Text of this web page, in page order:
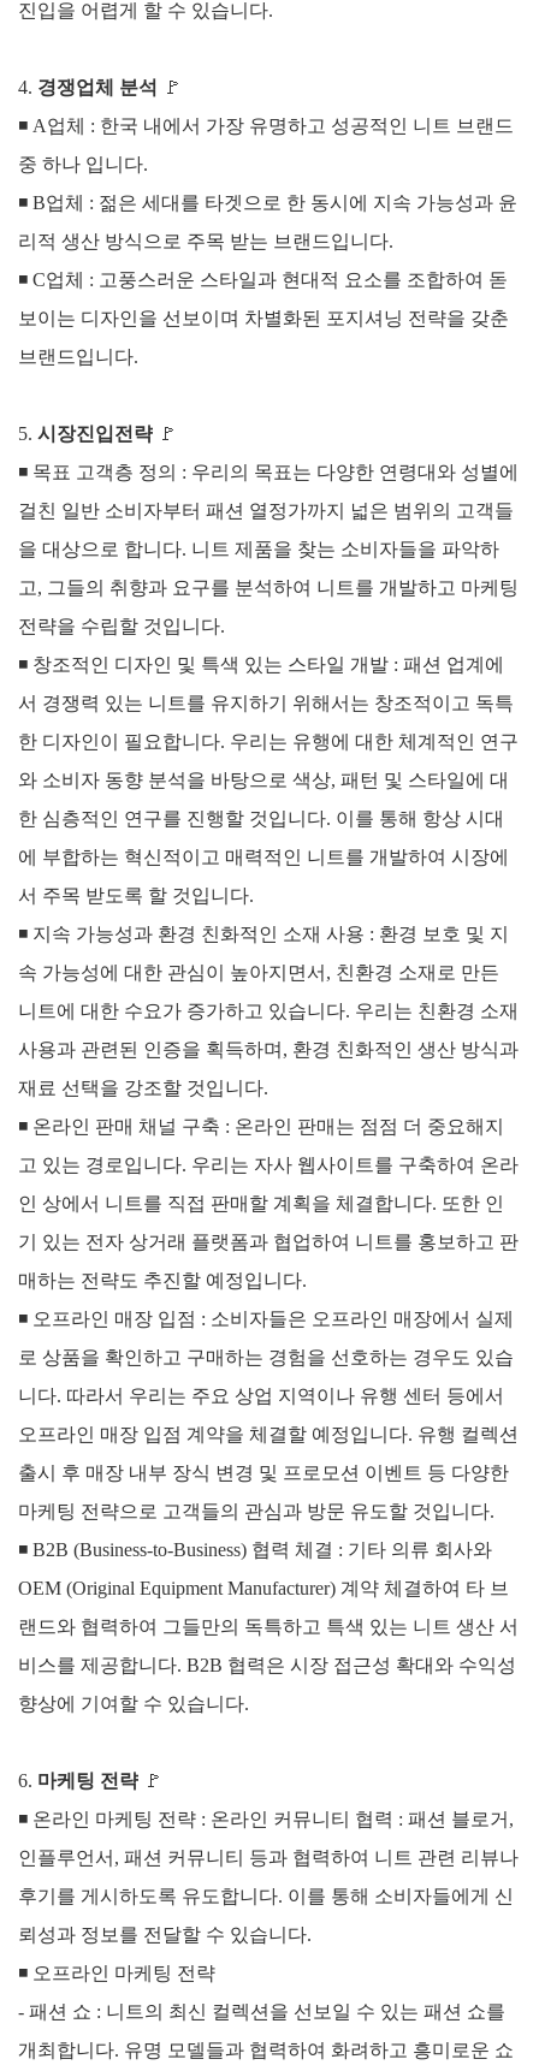
진입을 어렵게 할 수 있습니다.
4. 경쟁업체 분석
🚩
◾ A업체 : 한국 내에서 가장 유명하고 성공적인 니트 브랜드
중 하나 입니다.
◾ B업체 : 젊은 세대를 타겟으로 한 동시에 지속 가능성과 윤
리적 생산 방식으로 주목 받는 브랜드입니다.
◾ C업체 : 고풍스러운 스타일과 현대적 요소를 조합하여 돋
보이는 디자인을 선보이며 차별화된 포지셔닝 전략을 갖춘
브랜드입니다.
5. 시장진입전략 🚩
◾ 목표 고객층 정의 : 우리의 목표는 다양한 연령대와 성별에
걸친 일반 소비자부터 패션 열정가까지 넓은 범위의 고객들
을 대상으로 합니다. 니트 제품을 찾는 소비자들을 파악하
고, 그들의 취향과 요구를 분석하여 니트를 개발하고 마케팅
전략을 수립할 것입니다.
◾ 창조적인 디자인 및 특색 있는 스타일 개발 : 패션 업계에
서 경쟁력 있는 니트를 유지하기 위해서는 창조적이고 독특
한 디자인이 필요합니다. 우리는 유행에 대한 체계적인 연구
와 소비자 동향 분석을 바탕으로 색상, 패턴 및 스타일에 대
한 심층적인 연구를 진행할 것입니다. 이를 통해 항상 시대
에 부합하는 혁신적이고 매력적인 니트를 개발하여 시장에
서 주목 받도록 할 것입니다.
◾ 지속 가능성과 환경 친화적인 소재 사용 : 환경 보호 및 지
속 가능성에 대한 관심이 높아지면서, 친환경 소재로 만든
니트에 대한 수요가 증가하고 있습니다. 우리는 친환경 소재
사용과 관련된 인증을 획득하며, 환경 친화적인 생산 방식과
재료 선택을 강조할 것입니다.
◾ 온라인 판매 채널 구축 : 온라인 판매는 점점 더 중요해지
고 있는 경로입니다. 우리는 자사 웹사이트를 구축하여 온라
인 상에서 니트를 직접 판매할 계획을 체결합니다. 또한 인
기 있는 전자 상거래 플랫폼과 협업하여 니트를 홍보하고 판
매하는 전략도 추진할 예정입니다.
◾ 오프라인 매장 입점 : 소비자들은 오프라인 매장에서 실제
로 상품을 확인하고 구매하는 경험을 선호하는 경우도 있습
니다. 따라서 우리는 주요 상업 지역이나 유행 센터 등에서
오프라인 매장 입점 계약을 체결할 예정입니다. 유행 컬렉션
출시 후 매장 내부 장식 변경 및 프로모션 이벤트 등 다양한
마케팅 전략으로 고객들의 관심과 방문 유도할 것입니다.
◾ B2B (Business-to-Business) 협력 체결 : 기타 의류 회사와
OEM (Original Equipment Manufacturer) 계약 체결하여 타 브
랜드와 협력하여 그들만의 독특하고 특색 있는 니트 생산 서
비스를 제공합니다. B2B 협력은 시장 접근성 확대와 수익성
향상에 기여할 수 있습니다.
6. 마케팅 전략 🚩
◾ 온라인 마케팅 전략 : 온라인 커뮤니티 협력 : 패션 블로거,
인플루언서, 패션 커뮤니티 등과 협력하여 니트 관련 리뷰나
후기를 게시하도록 유도합니다. 이를 통해 소비자들에게 신
뢰성과 정보를 전달할 수 있습니다.
◾ 오프라인 마케팅 전략
- 패션 쇼 : 니트의 최신 컬렉션을 선보일 수 있는 패션 쇼를
개최합니다. 유명 모델들과 협력하여 화려하고 흥미로운 쇼